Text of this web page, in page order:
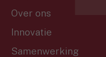
Over ons
Innovatie
Samenwerking